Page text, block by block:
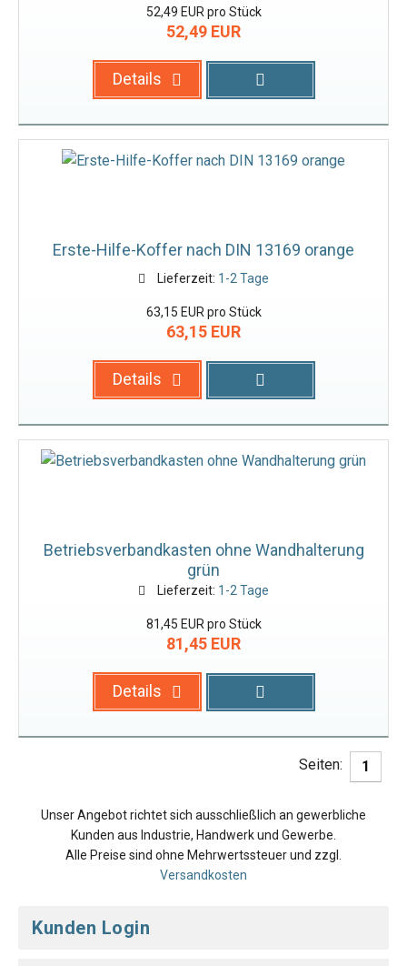
52,49 EUR pro Stück
52,49 EUR
Details
Erste-Hilfe-Koffer nach DIN 13169 orange
Lieferzeit: 1-2 Tage
63,15 EUR pro Stück
63,15 EUR
Details
Betriebsverbandkasten ohne Wandhalterung
grün
Lieferzeit: 1-2 Tage
81,45 EUR pro Stück
81,45 EUR
Details
Seiten: 1
Unser Angebot richtet sich ausschließlich an gewerbliche
Kunden aus Industrie, Handwerk und Gewerbe.
Alle Preise sind ohne Mehrwertssteuer und zzgl.
Versandkosten
Kunden Login